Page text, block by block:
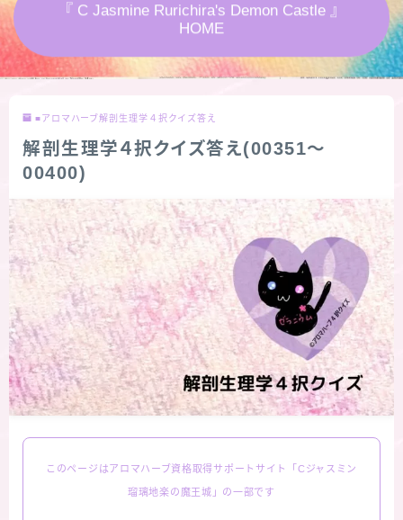
秘密部屋
お知らせ
公式ウェブサイト『Botanical Study』
Cジャスミン瑠璃地楽の主な活動先リンク集
プロフィール
アロマハーブアンケート
おすすめ商品＆レビュー
★スペシャルアロマハーブ４択クイズ (kindle出
『 C Jasmine Rurichira's Demon Castle 』
HOME
■アロマハーブ解剖生理学４択クイズ答え
解剖生理学４択クイズ答え(00351～
00400)
このページはアロマハーブ資格取得サポートサイト「Cジャスミン
瑠璃地楽の魔王城」の一部です